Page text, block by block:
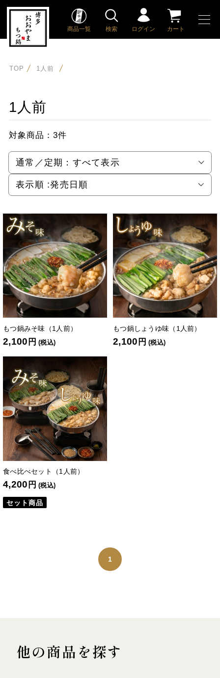
商品一覧 検索 ログイン カート
TOP 1人前
1人前
対象商品： 3件
通常／定期： すべて表示
表示順 :発売日順
もつ鍋みそ味（1人前）
2,100 円 (税込)
もつ鍋しょうゆ味（1人前）
2,100 円 (税込)
食べ比べセット（1人前）
4,200 円 (税込)
セット商品
1
他の商品を探す